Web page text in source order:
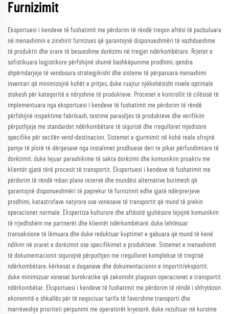
Furnizimit
Eksportuesi i kendeve të fushatimit me përdorim të rëndë tregon aftësi të pazbuluara
në menaxhimin e zinxhirit furnizues që garantojnë disponueshmëri të vazhdueshme
të produktit dhe orare të besueshme dorëzimi në tregjet ndërkombëtare. Rrjetet e
sofistikuara logjistikore përfshijnë shumë bashkëpunime prodhimi, qendra
shpërndarjeje të vendosura strategjikisht dhe sisteme të përparuara menaxhimi
inventari që minimizojnë kohët e pritjes, duke ruajtur njëkohësisht nivele optimale
stokesh për kategoritë e ndryshme të produkteve. Proceset e kontrollit të cilësisë të
implementuara nga eksportuesi i kendeve të fushatimit me përdorim të rëndë
përfshijnë inspektime fabrikash, testime parasiljes të produkteve dhe verifikim
përputhjeje me standardet ndërkombëtare të sigurisë dhe rregulloret mjedisore
specifike për secilën vend-destinacion. Sistemet e gjurmimit në kohë reale ofrojnë
pamje të plotë të dërgesave nga instalimet prodhuese deri te pikat përfundimtare të
dorëzimit, duke lejuar parashikime të sakta dorëzimi dhe komunikim proaktiv me
klientët gjatë tërë procesit të transportit. Eksportuesi i kendeve të fushatimit me
përdorim të rëndë mban plane rezervë dhe mundësi alternative burimesh që
garantojnë disponueshmëri të paprekur të furnizimit edhe gjatë ndërprerjeve
prodhimi, katastrofave natyrore ose vonesave të transportit që mund të prekin
operacionet normale. Ekspertiza kulturore dhe aftësitë gjuhësore lejojnë komunikim
të rrjedhshëm me partnerët dhe klientët ndërkombëtarë, duke lehtësuar
transaksione të lëmuara dhe duke reduktuar kuptimet e gabuara që mund të kenë
ndikim në oraret e dorëzimit ose specifikimet e produkteve. Sistemet e menaxhimit
të dokumentacionit sigurojnë përputhjen me rregulloret komplekse të tregtisë
ndërkombëtare, kërkesat e doganave dhe dokumentacionin e importit/eksportit,
duke minimizuar vonesat burokratike që zakonisht plagosin operacionet e transportit
ndërkombëtar. Eksportuesi i kendeve të fushatimit me përdorim të rëndë i shfrytëzon
ekonomitë e shkallës për të negociuar tarifa të favorshme transporti dhe
marrëveshje prioriteti përpunimi me operatorët kryesorë, duke rezultuar në kursime